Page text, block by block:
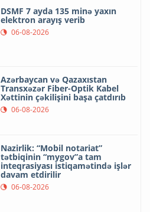
DSMF 7 ayda 135 minə yaxın
elektron arayış verib
06-08-2026
Azərbaycan və Qazaxıstan
Transxəzər Fiber-Optik Kabel
Xəttinin çəkilişini başa çatdırıb
06-08-2026
Nazirlik: “Mobil notariat”
tətbiqinin “mygov”a tam
inteqrasiyası istiqamətində işlər
davam etdirilir
06-08-2026